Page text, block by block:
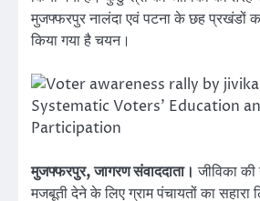
मुजफ्फरपुर नालंदा एवं पटना के छह प्रखंडों
किया गया है चयन।
मुजफ्फरपुर, जागरण संवाददाता। जीविका
मजबूती देने के लिए ग्राम पंचायतों का सहारा